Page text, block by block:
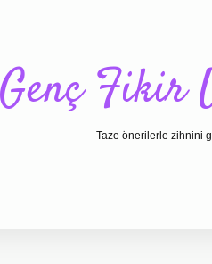
Genç Fikir
Taze önerilerle zihnini